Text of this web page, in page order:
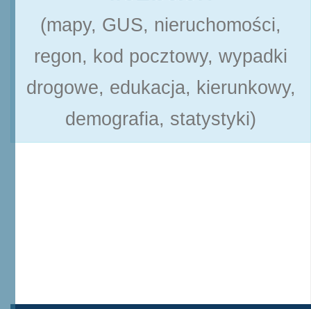
(mapy, GUS, nieruchomości,
regon, kod pocztowy, wypadki
drogowe, edukacja, kierunkowy,
demografia, statystyki)